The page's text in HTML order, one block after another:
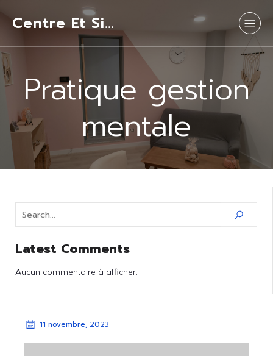
Centre Et Si…
Pratique gestion
mentale
Latest Comments
Aucun commentaire à afficher.
11 novembre, 2023